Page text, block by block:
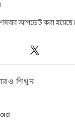
আপডেট করা হয়েছে।
শিখুন